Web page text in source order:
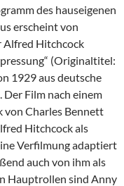
des hauseigenen
erscheint von
Alfred Hitchcock
(Originaltitel:
1929 aus deutsche
Film nach einem
von Charles Bennett
Hitchcock als
Verfilmung adaptiert
auch von ihm als
Hauptrollen sind Anny